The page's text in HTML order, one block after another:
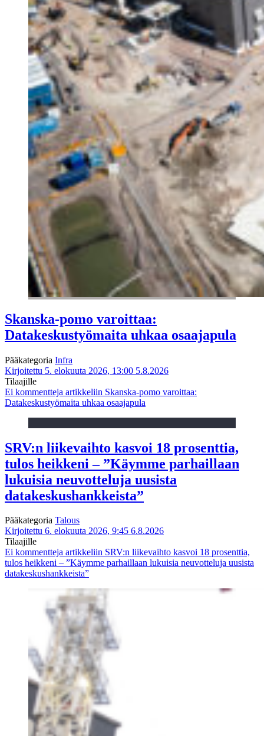
Skanska-pomo varoittaa:
Datakeskustyömaita uhkaa osaajapula
Pääkategoria Infra
Kirjoitettu 5. elokuuta 2026, 13:00 5.8.2026
Tilaajille
Ei kommentteja artikkeliin Skanska-pomo varoittaa:
Datakeskustyömaita uhkaa osaajapula
SRV:n liikevaihto kasvoi 18 prosenttia,
tulos heikkeni – ”Käymme parhaillaan
lukuisia neuvotteluja uusista
datakeskushankkeista”
Pääkategoria Talous
Kirjoitettu 6. elokuuta 2026, 9:45 6.8.2026
Tilaajille
Ei kommentteja artikkeliin SRV:n liikevaihto kasvoi 18 prosenttia,
tulos heikkeni – ”Käymme parhaillaan lukuisia neuvotteluja uusista
datakeskushankkeista”